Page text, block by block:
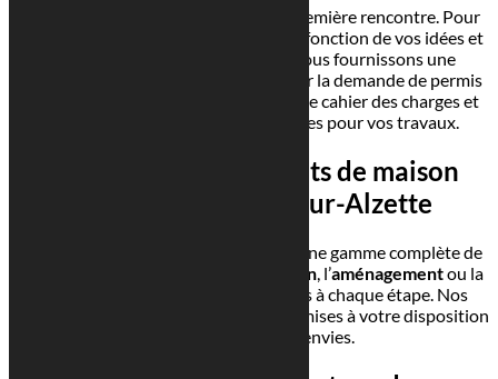
Nous sommes à votre écoute dès la première rencontre. Pour
en fonction de vos idées et
de vos documents. De plus, nous vous fournissons une
estimation des coûts avant de préparer la demande de permis
de construire. Votre architecte rédige le cahier des charges et
sélectionne les meilleures entreprises pour vos travaux.
Donnez vie à vos projets de maison
d’architecte à Esch-sur-Alzette
Georges Reuter Architectes propose une gamme complète de
rénovation, l’aménagementou la
, nous sommes présents à chaque étape. Nos
connaissances et notre expertise sont mises à votre disposition
pour concrétiser vos envies.